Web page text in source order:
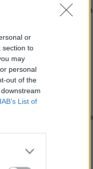
or
section to
may
personal
out of the
IAB’s List of
Forța Dreptei (L.
REPER
SENS
SOS (Șoșoacă)
PACE (Peia)
Acțiunea
PDF (Lazarus)
PUSL (D. Voiculescu)